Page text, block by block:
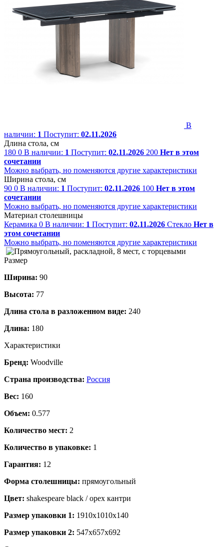
В
наличии: 1 Поступит: 02.11.2026
Длина стола, см
180 0 В наличии: 1 Поступит: 02.11.2026 200 Нет в этом
сочетании
Можно выбрать, но поменяются другие характеристики
Ширина стола, см
90 0 В наличии: 1 Поступит: 02.11.2026 100 Нет в этом
сочетании
Можно выбрать, но поменяются другие характеристики
Материал столешницы
Керамика 0 В наличии: 1 Поступит: 02.11.2026 Стекло Нет в
этом сочетании
Можно выбрать, но поменяются другие характеристики
Размер
Ширина: 90
Высота: 77
Длина стола в разложенном виде: 240
Длина: 180
Характеристики
Бренд: Woodville
Страна производства: Россия
Вес: 160
Объем: 0.577
Количество мест: 2
Количество в упаковке: 1
Гарантия: 12
Форма столешницы: прямоугольный
Цвет: shakespeare black / орех кантри
Размер упаковки 1: 1910x1010x140
Размер упаковки 2: 547x657x692